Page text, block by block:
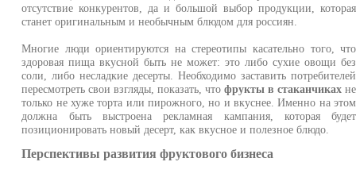
отсутствие конкурентов, да и большой выбор продукции, которая
станет оригинальным и необычным блюдом для россиян.
Многие люди ориентируются на стереотипы касательно того, что
здоровая пища вкусной быть не может: это либо сухие овощи без
соли, либо несладкие десерты. Необходимо заставить потребителей
пересмотреть свои взгляды, показать, чтофрукты в стаканчиках не
только не хуже торта или пирожного, но и вкуснее. Именно на этом
должна быть выстроена рекламная кампания, которая будет
позиционировать новый десерт, как вкусное и полезное блюдо.
Перспективы развития фруктового бизнеса